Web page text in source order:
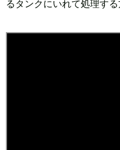
るタンクにいれて処理する